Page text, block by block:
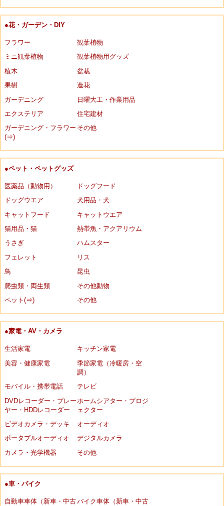
●花・ガーデン・DIY
フラワー
観葉植物
ミニ観葉植物
観葉植物用グッズ
植木
盆栽
果樹
造花
ガーデニング
日曜大工・作業用品
エクステリア
住宅建材
ガーデニング・フラワー
(⇒)
その他
●ペット・ペットグッズ
医薬品（動物用）
ドッグフード
ドッグウエア
犬用品・犬
キャットフード
キャットウエア
猫用品・猫
熱帯魚・アクアリウム
うさぎ
ハムスター
フェレット
リス
鳥
昆虫
爬虫類・両生類
その他動物
ペット(⇒)
その他
●家電・AV・カメラ
生活家電
キッチン家電
美容・健康家電
季節家電（冷暖房・空
調）
モバイル・携帯電話
テレビ
DVDレコーダー・プレー
ヤー・HDDレコーダー
ホームシアター・プロジ
ェクター
ビデオカメラ・デッキ
オーディオ
ポータブルオーディオ
デジタルカメラ
カメラ・光学機器
その他
●車・バイク
自動車車体（新車・中古バイク車体（新車・中古